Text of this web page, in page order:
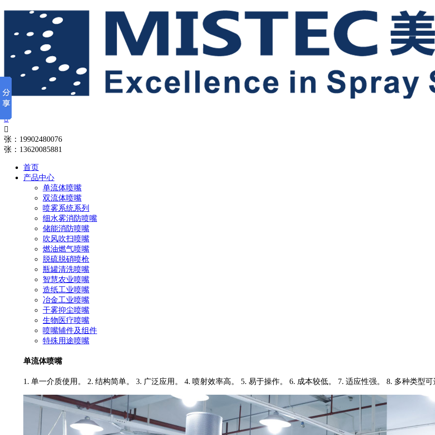


张：19902480076
张：13620085881
首页
产品中心
单流体喷嘴
双流体喷嘴
喷雾系统系列
细水雾消防喷嘴
储能消防喷嘴
吹风吹扫喷嘴
燃油燃气喷嘴
脱硫脱硝喷枪
瓶罐清洗喷嘴
智慧农业喷嘴
造纸工业喷嘴
冶金工业喷嘴
干雾抑尘喷嘴
生物医疗喷嘴
喷嘴辅件及组件
特殊用途喷嘴
单流体喷嘴
1. 单一介质使用。 2. 结构简单。 3. 广泛应用。 4. 喷射效率高。 5. 易于操作。 6. 成本较低。 7. 适应性强。 8. 多种类型可